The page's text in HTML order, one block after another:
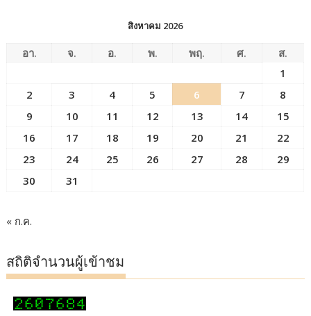
สิงหาคม 2026
อา. จ. อ. พ. พฤ. ศ.
ส.
1
2
3 4 5 6 7
8
9
10 11 12 13 14
15
16
17 18 19 20 21
22
23
24 25 26 27 28
29
30
31
« ก.ค.
สถิติจำนวนผู้เข้าชม